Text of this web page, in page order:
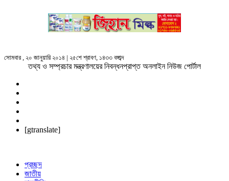
সোমবার , ২০ জানুয়ারি ২০১৪ | ২৫শে শ্রাবণ, ১৪৩৩ বঙ্গাব্দ
তথ্য ও সম্প্রচার মন্ত্রণালয়ের নিবন্ধনপ্রাপ্ত অনলাইন নিউজ পোর্টাল
[gtranslate]
প্রচ্ছদ
জাতীয়